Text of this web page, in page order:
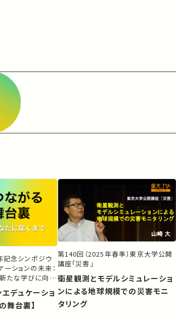
念シンポジウ
ーションの未来：
たな学びに向け
デュケーショ
舞台裏】
第140回（2025年春季）東京大学公開
講座「災害」
衛星観測とモデルシミュレーショ
ンによる地球規模での災害モニ
タリング